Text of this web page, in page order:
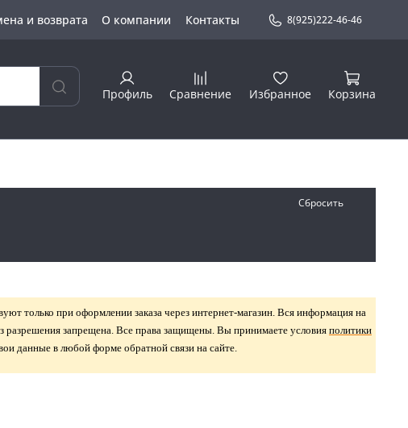
и возврата О компании Контакты 8(925)222-46-46
Профиль Сравнение Избранное Корзина
Сбросить
только при оформлении заказа через интернет-магазин. Вся информация на
разрешения запрещена. Все права защищены. Вы принимаете условия политики
данные в любой форме обратной связи на сайте.